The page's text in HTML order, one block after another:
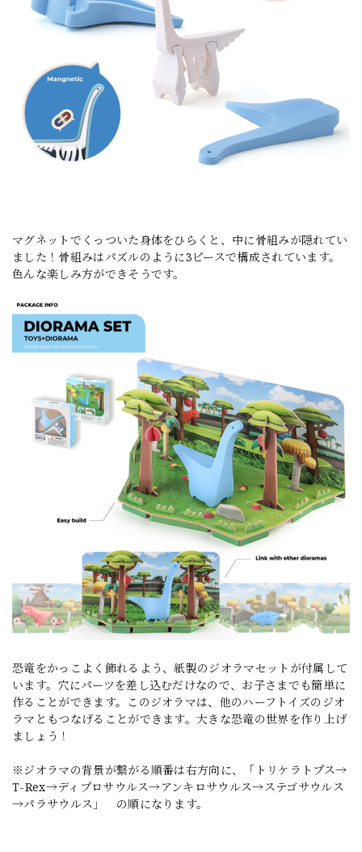
マグネットでくっついた身体をひらくと、中に骨組みが隠れてい
ました！骨組みはパズルのように3ピースで構成されています。
色んな楽しみ方ができそうです。
恐竜をかっこよく飾れるよう、紙製のジオラマセットが付属して
います。穴にパーツを差し込むだけなので、お子さまでも簡単に
作ることができます。このジオラマは、他のハーフトイズのジオ
ラマともつなげることができます。大きな恐竜の世界を作り上げ
ましょう！
※ジオラマの背景が繋がる順番は右方向に、「トリケラトプス→
T-Rex→ディプロサウルス→アンキロサウルス→ステゴサウルス
→パラサウルス」 の順になります。